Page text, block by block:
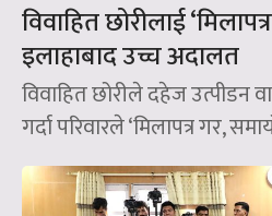
विवाहित छोरीलाई
इलाहाबाद उच्च अदालत
विवाहित छोरीले दहेज उत्पीडन
गर्दा परिवारले ‘मिलापत्र गर,